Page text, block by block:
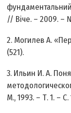
фундаментальний
// Віче. – 2009. –
2. Могилев А.
(521).
3. Ильин И. А.
М., 1993. – Т. 1. – С.